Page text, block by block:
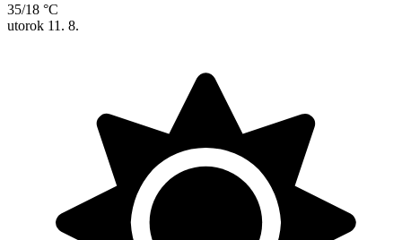
35/18 °C
utorok 11. 8.